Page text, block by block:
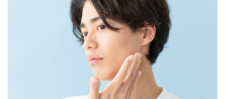
- ピコスポット
- 刺青(タトゥー）除去
- VISIA
- CO2（炭酸ガス）レーザー
- ジュベルック(Juvelook)